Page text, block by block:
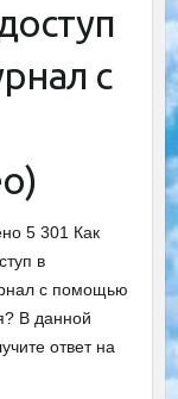
с
5 301 Как
в
с помощью
В данной
ответ на